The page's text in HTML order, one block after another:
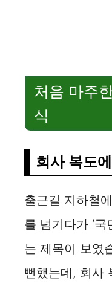
처음 마주
식
회사 복도
출근길 지하철
를 넘기다가 ‘
는 제목이 보였
뻔했는데, 회사